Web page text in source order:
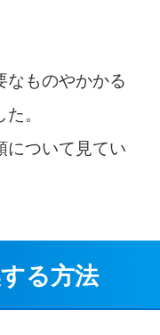
なものやかかる
。
について見てい
る方法